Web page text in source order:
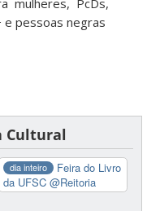
e pessoas negras
Cultural
dia inteiro
Feira do Livro
da UFSC@Reitoria